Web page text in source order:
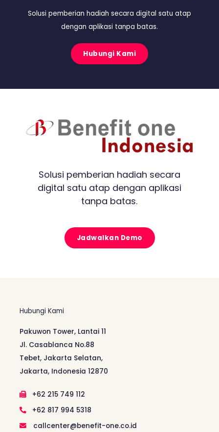
Solusi pemberian hadiah secara digital satu atap
dengan aplikasi tanpa batas.
Hubungi Kami
Solusi pemberian hadiah secara
digital satu atap dengan aplikasi
tanpa batas.
Jadwalkan Demo
Hubungi Kami
Pakuwon Tower, Lantai 11
Jl. Casablanca No.88
Tebet, Jakarta Selatan,
Jakarta, Indonesia 12870
+62 215 749 112
+62 817 994 5318
callcenter@benefit-one.co.id